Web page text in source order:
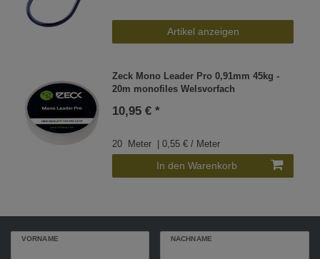
Artikel anzeigen
Zeck Mono Leader Pro 0,91mm 45kg -
20m monofiles Welsvorfach
10,95 € *
20 Meter | 0,55 € / Meter
In den Warenkorb
VORNAME NACHNAME